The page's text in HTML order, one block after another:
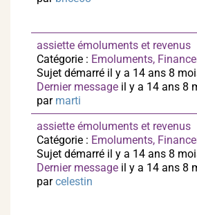
assiette émoluments et revenus
Catégorie : Emoluments,
Sujet démarré il y a 14 ans 8
Dernier message il y a 14 ans 8
par marti
assiette émoluments et revenus
Catégorie : Emoluments,
Sujet démarré il y a 14 ans 8
Dernier message il y a 14 ans 8
parcelestin